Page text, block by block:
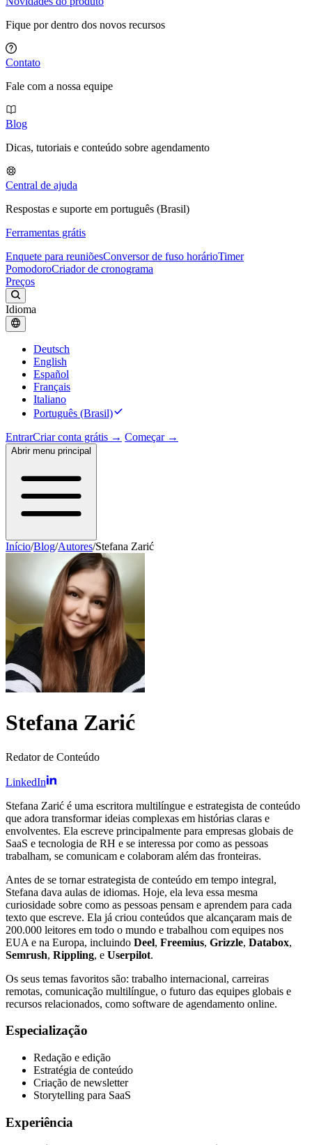
Fique por dentro dos novos recursos
Contato
Fale com a nossa equipe
Blog
Dicas, tutoriais e conteúdo sobre agendamento
Central de ajuda
Respostas e suporte em português (Brasil)
Ferramentas grátis
Enquete para reuniõesConversor de fuso horárioTimer
PomodoroCriador de cronograma
Preços
Idioma
Deutsch
English
Español
Français
Italiano
Português (Brasil)
EntrarCriar conta grátis → Começar →
Abrir menu principal
Início/Blog/Autores/Stefana Zarić
Stefana Zarić
Redator de Conteúdo
LinkedIn
Stefana Zarić é uma escritora multilíngue e estrategista de conteúdo
que adora transformar ideias complexas em histórias claras e
envolventes. Ela escreve principalmente para empresas globais de
SaaS e tecnologia de RH e se interessa por como as pessoas
trabalham, se comunicam e colaboram além das fronteiras.
Antes de se tornar estrategista de conteúdo em tempo integral,
Stefana dava aulas de idiomas. Hoje, ela leva essa mesma
curiosidade sobre como as pessoas pensam e aprendem para cada
texto que escreve. Ela já criou conteúdos que alcançaram mais de
200.000 leitores em todo o mundo e trabalhou com equipes nos
EUA e na Europa, incluindo Deel, Freemius, Grizzle, Databox,
Semrush, Rippling, e Userpilot.
Os seus temas favoritos são: trabalho internacional, carreiras
remotas, comunicação multilíngue, o futuro das equipes globais e
recursos relacionados, como software de agendamento online.
Especialização
Redação e edição
Estratégia de conteúdo
Criação de newsletter
Storytelling para SaaS
Experiência